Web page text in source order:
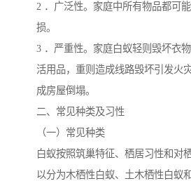
2 ．广泛性。家庭中所有物品都可
损。
3 ．严重性。家庭白蚁轻则毁坏衣
活用品，重则造成线路毁坏引发火
成房屋倒塌。
二、常见种类及习性
（一）常见种类
白蚁按照筑巢特征、栖居习性和对
以分为木栖性白蚁、土木栖性白蚁